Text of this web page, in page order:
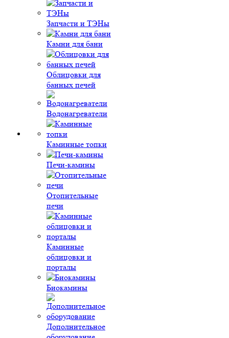
Запчасти и ТЭНы
Камни для бани
Облицовки для
банных печей
Водонагреватели
Каминные топки
Печи-камины
Отопительные
печи
Каминные
облицовки и
порталы
Биокамины
Дополнительное